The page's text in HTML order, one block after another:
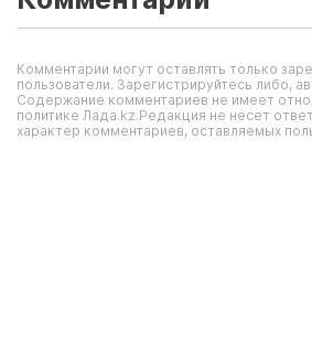
Комментарии могут оставлять только
пользователи. Зарегистрируйтесь либо,
Содержание комментариев не имеет
политике Лада.kz.Редакция не несет
характер комментариев, оставляемых